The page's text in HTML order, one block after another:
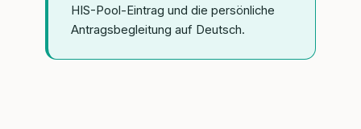
HIS-Pool-Eintrag und die persönliche
Antragsbegleitung auf Deutsch.